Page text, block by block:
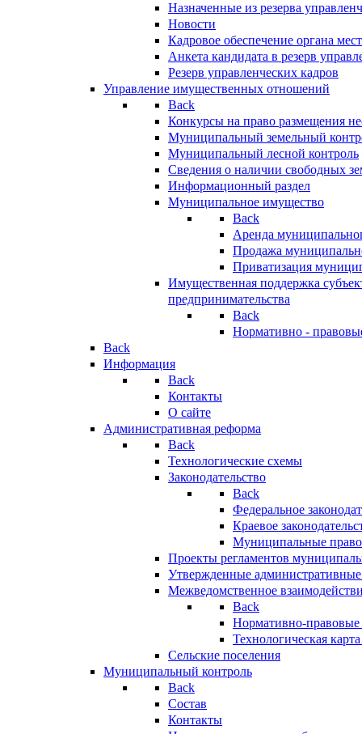
Назначенные из резерва
Новости
Кадровое обеспечение органа
Анкета кандидата в резерв
Резерв управленческих кадров
Управление имущественных отношений
Back
Конкурсы на право размещения
Муниципальный земельный
Муниципальный лесной контроль
Сведения о наличии свободных
Информационный раздел
Муниципальное имущество
Back
Аренда
Продажа
Приватизация
Имущественная поддержка
предпринимательства
Back
Нормативно -
Back
Информация
Back
Контакты
О сайте
Административная реформа
Back
Технологические схемы
Законодательство
Back
Федеральное
Краевое
Муниципальные
Проекты регламентов
Утвержденные
Межведомственное
Back
Нормативно-правовые
Технологическая
Сельские поселения
Муниципальный контроль
Back
Состав
Контакты